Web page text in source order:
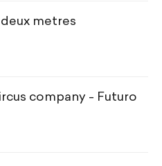
metres
company - Futuro